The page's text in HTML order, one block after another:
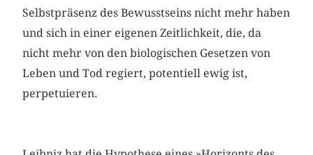
Selbstpräsenz des Bewusstseins nicht mehr haben
und sich in einer eigenen Zeitlichkeit, die, da
nicht mehr von den biologischen Gesetzen von
Leben und Tod regiert, potentiell ewig ist,
perpetuieren.